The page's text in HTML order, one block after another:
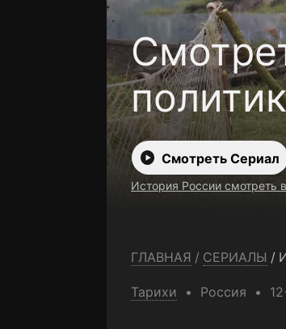
сезон
Смотреть Сериал
История России смотреть
ГЛАВНАЯ / СЕРИАЛЫ /
Тарихи Россия